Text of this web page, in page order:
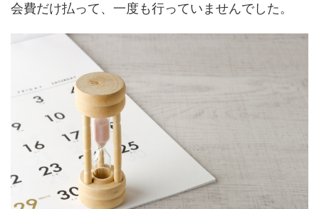
会費だけ払って、一度も行っていませんでした。